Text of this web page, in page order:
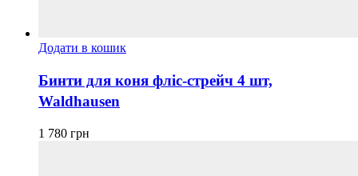
Додати в кошик
Бинти для коня фліс-стрейч 4 шт,
Waldhausen
1 780 грн